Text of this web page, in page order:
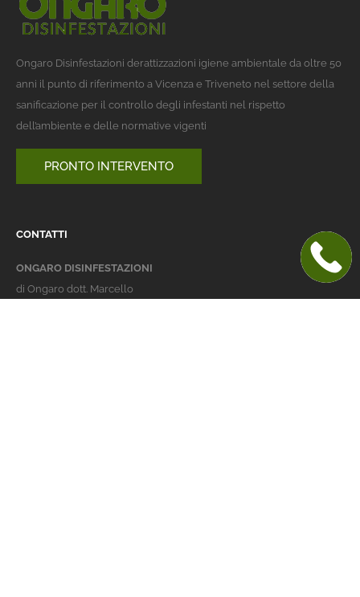
Ongaro Disinfestazioni derattizzazioni igiene ambientale da oltre 50
anni il punto di riferimento a Vicenza e Triveneto nel settore della
sanificazione per il controllo degli infestanti nel rispetto
dell’ambiente e delle normative vigenti
PRONTO INTERVENTO
CONTATTI
ONGARO DISINFESTAZIONI
di Ongaro dott. Marcello